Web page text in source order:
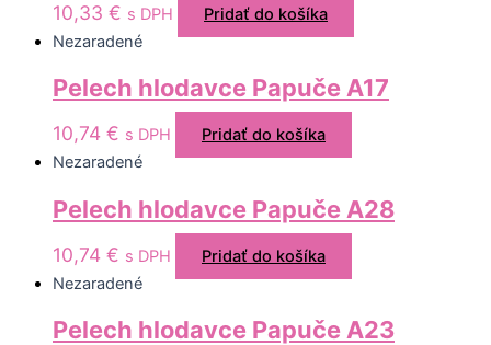
10,33 € s DPH
Pridať do košíka
Nezaradené
Pelech hlodavce Papuče A17
10,74 € s DPH
Pridať do košíka
Nezaradené
Pelech hlodavce Papuče A28
10,74 € s DPH
Pridať do košíka
Nezaradené
Pelech hlodavce Papuče A23